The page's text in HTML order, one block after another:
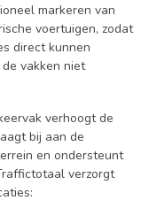
markeren van
voertuigen, zodat
direct kunnen
vakken niet
verhoogt de
bij aan de
en ondersteunt
verzorgt